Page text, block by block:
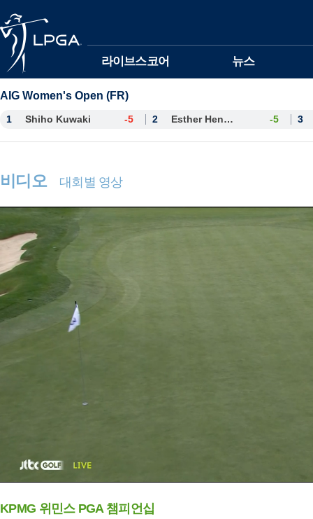
라이브스코어 뉴스
AIG Women's Open (FR)
1 Shiho Kuwaki -5 2 Esther Henseleit -5 3
비디오 대회별 영상
KPMG 위민스 PGA 챔피언십